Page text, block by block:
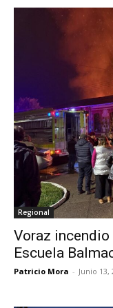
Regional
Voraz
Escuela
Patricio Mora - Junio 13,